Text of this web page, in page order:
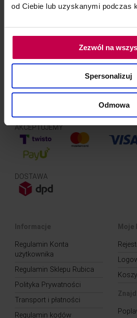
od Ciebie lub uzyskanymi podczas
Zezwól na
Spersonalizuj
Odmowa
jałowy, pakowany pojedynczo. Złącze
AKCEPTUJEMY
DOSTAWA
Informacje
Regulamin Konta
użytkownika
Regulamin Sklepu Rubica
Polityka Prywatności
Transport i płatności
Regulamin kodów
Moje